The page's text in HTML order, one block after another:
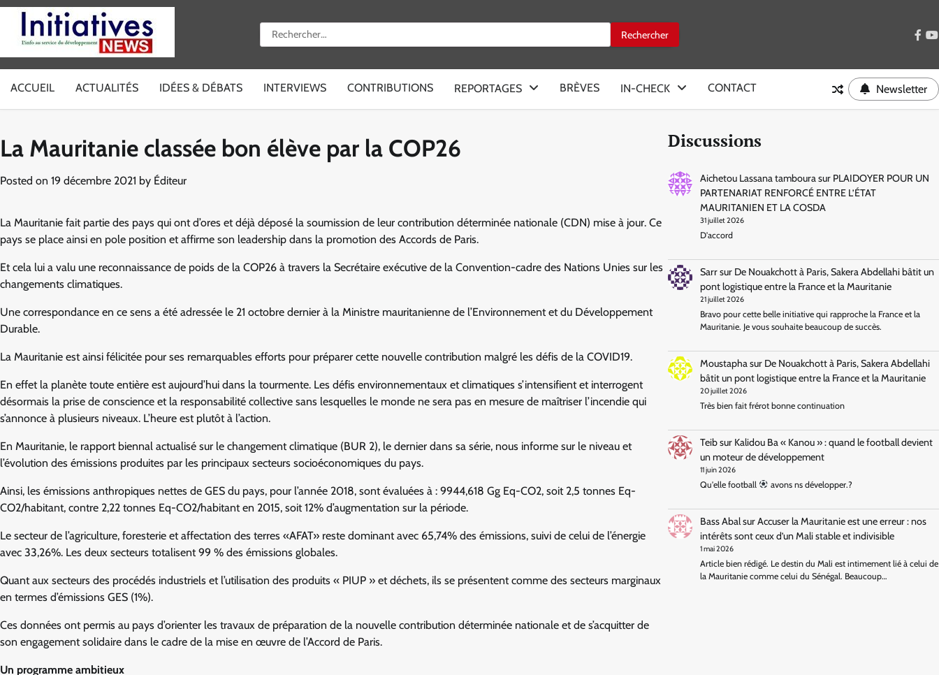
Skip
content
Rechercher :
ACCUEIL ACTUALITÉS IDÉES & DÉBATS INTERVIEWS CONTRIBUTIONS REPORTAGES BRÈVES IN-CHECK CONTACT Newsletter
La Mauritanie classée bon élève par la COP26
Posted on 19 décembre 2021 by Éditeur
La Mauritanie fait partie des pays qui ont d’ores et déjà déposé la soumission de leur contribution déterminée nationale (CDN) mise à jour. Ce
pays se place ainsi en pole position et affirme son leadership dans la promotion des Accords de Paris.
Et cela lui a valu une reconnaissance de poids de la COP26 à travers la Secrétaire exécutive de la Convention-cadre des Nations Unies sur les
changements climatiques.
Une correspondance en ce sens a été adressée le 21 octobre dernier à la Ministre mauritanienne de l’Environnement et du Développement
Durable.
La Mauritanie est ainsi félicitée pour ses remarquables efforts pour préparer cette nouvelle contribution malgré les défis de la COVID19.
En effet la planète toute entière est aujourd’hui dans la tourmente. Les défis environnementaux et climatiques s’intensifient et interrogent
désormais la prise de conscience et la responsabilité collective sans lesquelles le monde ne sera pas en mesure de maîtriser l’incendie qui
s’annonce à plusieurs niveaux. L’heure est plutôt à l’action.
En Mauritanie, le rapport biennal actualisé sur le changement climatique (BUR 2), le dernier dans sa série, nous informe sur le niveau et
l’évolution des émissions produites par les principaux secteurs socioéconomiques du pays.
Ainsi, les émissions anthropiques nettes de GES du pays, pour l’année 2018, sont évaluées à : 9944,618 Gg Eq-CO2, soit 2,5 tonnes Eq-
CO2/habitant, contre 2,22 tonnes Eq-CO2/habitant en 2015, soit 12% d’augmentation sur la période.
Le secteur de l’agriculture, foresterie et affectation des terres «AFAT» reste dominant avec 65,74% des émissions, suivi de celui de l’énergie
avec 33,26%. Les deux secteurs totalisent 99 % des émissions globales.
Quant aux secteurs des procédés industriels et l’utilisation des produits « PIUP » et déchets, ils se présentent comme des secteurs marginaux
en termes d’émissions GES (1%).
Ces données ont permis au pays d’orienter les travaux de préparation de la nouvelle contribution déterminée nationale et de s’acquitter de
son engagement solidaire dans le cadre de la mise en œuvre de l’Accord de Paris.
Un programme ambitieux
Discussions
Aichetou Lassana tambourasur PLAIDOYER POUR UN
PARTENARIAT RENFORCÉ ENTRE L’ÉTAT
MAURITANIEN ET LA COSDA
31 juillet 2026
D'accord
Sarrsur De Nouakchott à Paris, Sakera Abdellahi bâtit un
pont logistique entre la France et la Mauritanie
21 juillet 2026
Bravo pour cette belle initiative qui rapproche la France et la
Mauritanie. Je vous souhaite beaucoup de succès.
Moustaphasur De Nouakchott à Paris, Sakera Abdellahi
bâtit un pont logistique entre la France et la Mauritanie
20 juillet 2026
Très bien fait frérot bonne continuation
Teibsur Kalidou Ba « Kanou » : quand le football devient
un moteur de développement
11 juin 2026
Qu'elle football avons ns développer.?
Bass AbalsurAccuser la Mauritanie est une erreur : nos
intérêts sont ceux d’un Mali stable et indivisible
1 mai 2026
Article bien rédigé. Le destin du Mali est intimement lié à celui de
la Mauritanie comme celui du Sénégal. Beaucoup…